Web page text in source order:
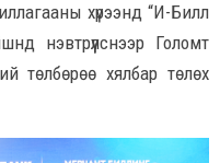
хүрээнд “И-Билл
нэвтрүүлснээр Голомт
төлбөрөө хялбар төлөх